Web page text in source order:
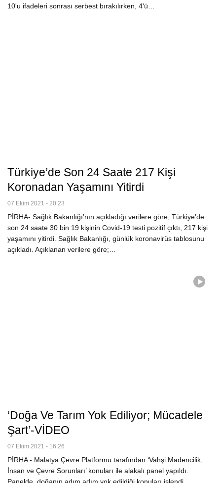
10'u ifadeleri sonrası serbest bırakılırken, 4'ü…
Türkiye’de Son 24 Saate 217 Kişi
Koronadan Yaşamını Yitirdi
07 Ekim 2021 - 20:23
PİRHA- Sağlık Bakanlığı’nın açıkladığı verilere göre, Türkiye’de
son 24 saate 30 bin 19 kişinin Covid-19 testi pozitif çıktı, 217 kişi
yaşamını yitirdi. Sağlık Bakanlığı, günlük koronavirüs tablosunu
açıkladı. Açıklanan verilere göre;…
‘Doğa Ve Tarım Yok Ediliyor; Mücadele
Şart’-VİDEO
07 Ekim 2021 - 16:26
PİRHA - Malatya Çevre Platformu tarafından ‘Vahşi Madencilik,
İnsan ve Çevre Sorunları’ konuları ile alakalı panel yapıldı.